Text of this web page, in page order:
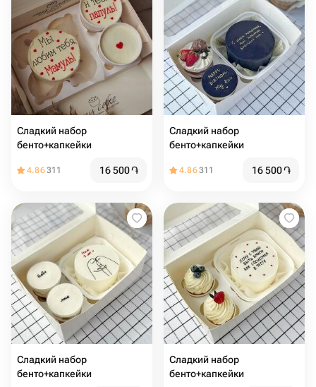
Сладкий набор
бенто+капкейки
4.86311 16 500֏
Сладкий набор
бенто+капкейки
4.86311 16 500֏
Сладкий набор
бенто+капкейки
Сладкий набор
бенто+капкейки